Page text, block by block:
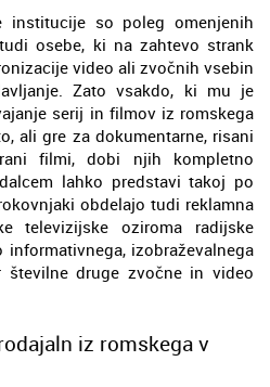
institucije so poleg omenjenih
osebe, ki na zahtevo strank
video ali zvočnih vsebin
Zato vsakdo, ki mu je
serij in filmov iz romskega
ali gre za dokumentarne, risani
filmi, dobi njih kompletno
lahko predstavi takoj po
obdelajo tudi reklamna
televizijske oziroma radijske
izobraževalnega
številne druge zvočne in video
iz romskega v